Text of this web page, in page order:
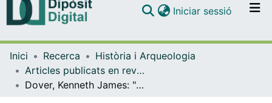
Navega per tot el DD
Com publicar
Iniciar sessió (current)
Inici Recerca
Història i Arqueologia
Articles publicats en revistes (Història i Arqueologia)
Dover, Kenneth James: "Homosexualidad griega", Barcelona